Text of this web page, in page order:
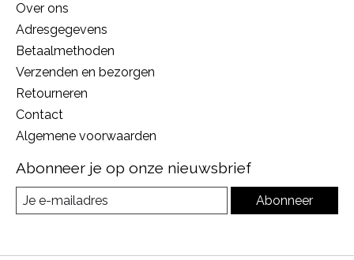
Over ons
Adresgegevens
Betaalmethoden
Verzenden en bezorgen
Retourneren
Contact
Algemene voorwaarden
Abonneer je op onze nieuwsbrief
Abonneer